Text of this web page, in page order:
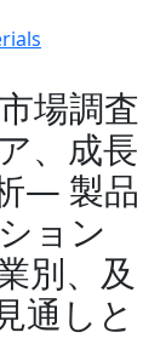
場調査
、成長
― 製品
ョン
別、及
通しと